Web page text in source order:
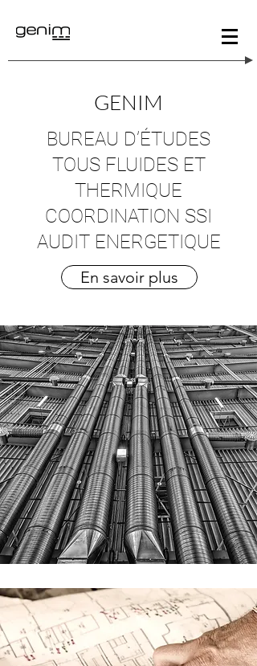
GENIM
BUREAU D’ÉTUDES
TOUS FLUIDES ET
THERMIQUE
COORDINATION SSI
AUDIT ENERGETIQUE
En savoir plus